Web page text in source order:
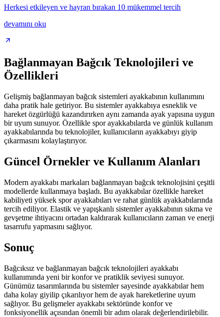
Herkesi etkileyen ve hayran bırakan 10 mükemmel tercih
devamını oku
Bağlanmayan Bağcık Teknolojileri ve
Özellikleri
Gelişmiş bağlanmayan bağcık sistemleri ayakkabının kullanımını
daha pratik hale getiriyor. Bu sistemler ayakkabıya esneklik ve
hareket özgürlüğü kazandırırken aynı zamanda ayak yapısına uygun
bir uyum sunuyor. Özellikle spor ayakkabılarda ve günlük kullanım
ayakkabılarında bu teknolojiler, kullanıcıların ayakkabıyı giyip
çıkarmasını kolaylaştırıyor.
Güncel Örnekler ve Kullanım Alanları
Modern ayakkabı markaları bağlanmayan bağcık teknolojisini çeşitli
modellerde kullanmaya başladı. Bu ayakkabılar özellikle hareket
kabiliyeti yüksek spor ayakkabıları ve rahat günlük ayakkabılarında
tercih ediliyor. Elastik ve yapışkanlı sistemler ayakkabının sıkma ve
gevşetme ihtiyacını ortadan kaldırarak kullanıcıların zaman ve enerji
tasarrufu yapmasını sağlıyor.
Sonuç
Bağcıksız ve bağlanmayan bağcık teknolojileri ayakkabı
kullanımında yeni bir konfor ve pratiklik seviyesi sunuyor.
Günümüz tasarımlarında bu sistemler sayesinde ayakkabılar hem
daha kolay giyilip çıkarılıyor hem de ayak hareketlerine uyum
sağlıyor. Bu gelişmeler ayakkabı sektöründe konfor ve
fonksiyonellik açısından önemli bir adım olarak değerlendirilebilir.